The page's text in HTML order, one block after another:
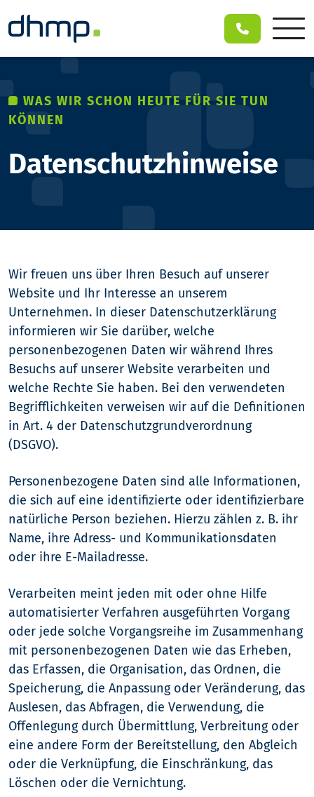
WAS WIR SCHON HEUTE FÜR SIE TUN
KÖNNEN
Datenschutzhinweise
Wir freuen uns über Ihren Besuch auf unserer
Website und Ihr Interesse an unserem
Unternehmen. In dieser Datenschutzerklärung
informieren wir Sie darüber, welche
personenbezogenen Daten wir während Ihres
Besuchs auf unserer Website verarbeiten und
welche Rechte Sie haben. Bei den verwendeten
Begrifflichkeiten verweisen wir auf die Definitionen
in Art. 4 der Datenschutzgrundverordnung
(DSGVO).
Personenbezogene Daten sind alle Informationen,
die sich auf eine identifizierte oder identifizierbare
natürliche Person beziehen. Hierzu zählen z. B. ihr
Name, ihre Adress- und Kommunikationsdaten
oder ihre E-Mailadresse.
Verarbeiten meint jeden mit oder ohne Hilfe
automatisierter Verfahren ausgeführten Vorgang
oder jede solche Vorgangsreihe im Zusammenhang
mit personenbezogenen Daten wie das Erheben,
das Erfassen, die Organisation, das Ordnen, die
Speicherung, die Anpassung oder Veränderung, das
Auslesen, das Abfragen, die Verwendung, die
Offenlegung durch Übermittlung, Verbreitung oder
eine andere Form der Bereitstellung, den Abgleich
oder die Verknüpfung, die Einschränkung, das
Löschen oder die Vernichtung.